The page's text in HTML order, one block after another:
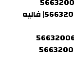
خدمة ايقاف السيارات الكويت |56632006| فاليه